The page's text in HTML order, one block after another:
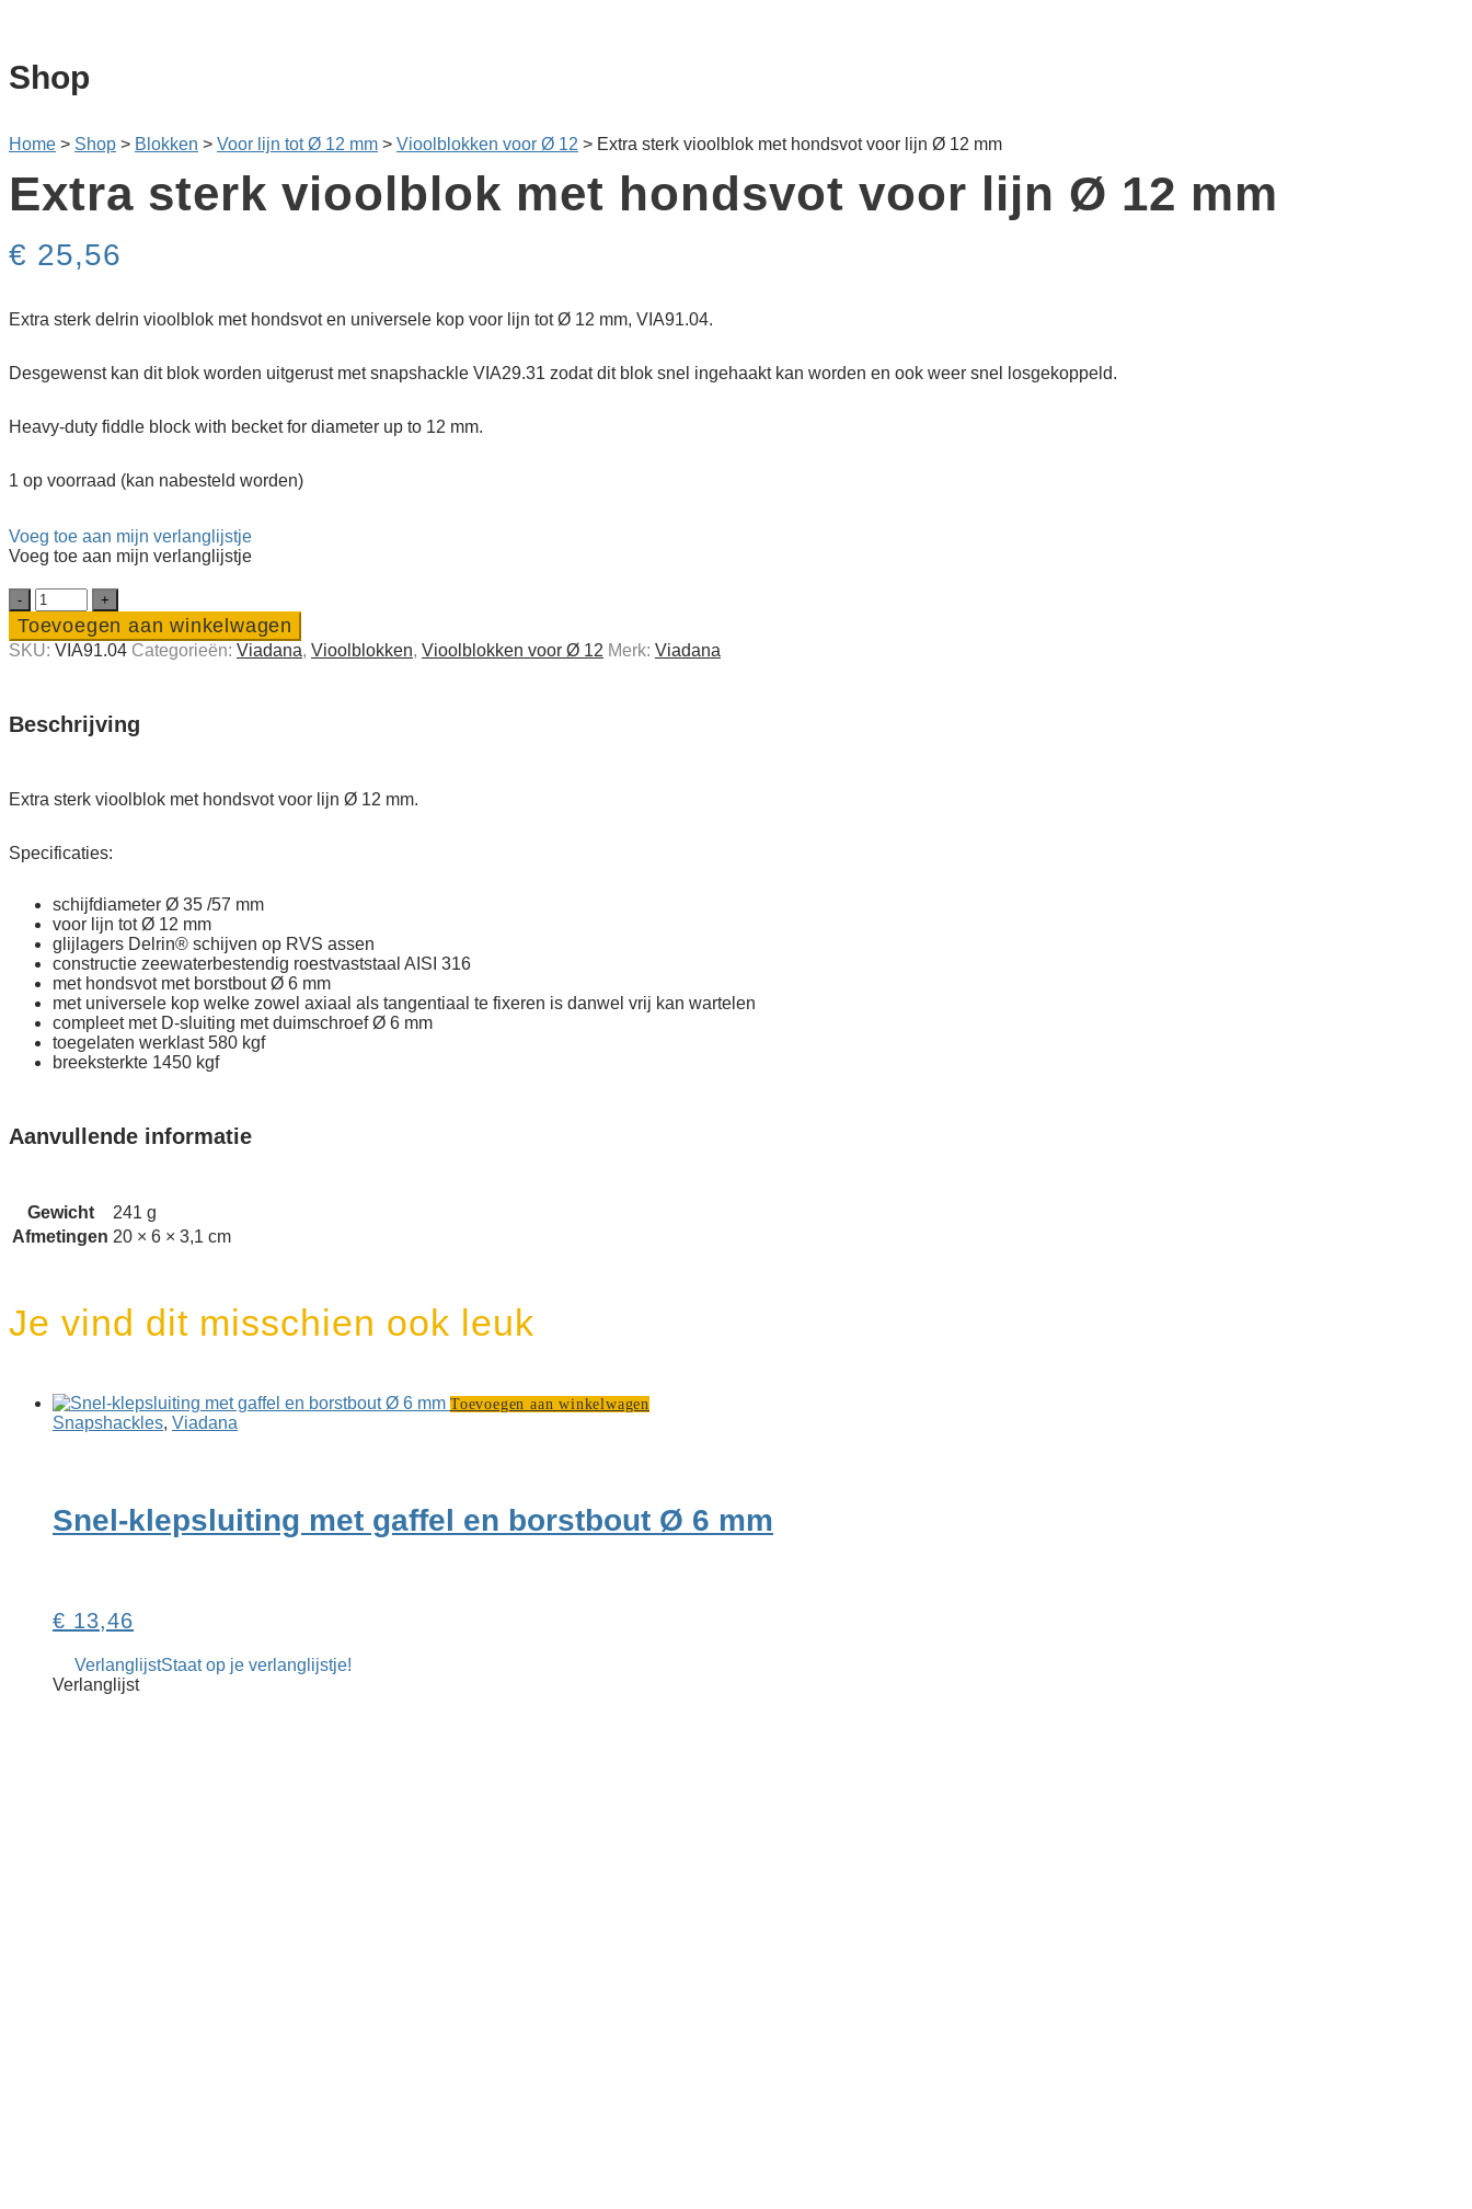
Shop
Home > Shop > Blokken > Voor lijn tot Ø 12 mm > Vioolblokken voor Ø 12 > Extra sterk vioolblok met hondsvot voor lijn Ø 12 mm
Extra sterk vioolblok met hondsvot voor lijn Ø 12 mm
€ 25,56
Extra sterk delrin vioolblok met hondsvot en universele kop voor lijn tot Ø 12 mm, VIA91.04.
Desgewenst kan dit blok worden uitgerust met snapshackle VIA29.31 zodat dit blok snel ingehaakt kan worden en ook weer snel losgekoppeld.
Heavy-duty fiddle block with becket for diameter up to 12 mm.
1 op voorraad (kan nabesteld worden)
Voeg toe aan mijn verlanglijstje
Voeg toe aan mijn verlanglijstje
Extra
sterk
vioolblok
met
lijn
Ø
quantity
Toevoegen aan winkelwagen
SKU: VIA91.04 Categorieën: Viadana, Vioolblokken, Vioolblokken voor Ø 12 Merk: Viadana
Beschrijving
Extra sterk vioolblok met hondsvot voor lijn Ø 12 mm.
Specificaties:
schijfdiameter Ø 35 /57 mm
voor lijn tot Ø 12 mm
glijlagers Delrin® schijven op RVS assen
constructie zeewaterbestendig roestvaststaal AISI 316
met hondsvot met borstbout Ø 6 mm
met universele kop welke zowel axiaal als tangentiaal te fixeren is danwel vrij kan wartelen
compleet met D-sluiting met duimschroef Ø 6 mm
toegelaten werklast 580 kgf
breeksterkte 1450 kgf
Aanvullende informatie
Gewicht
241 g
Afmetingen 20 × 6 × 3,1 cm
Je vind dit misschien ook leuk
Toevoegen aan winkelwagen
Snapshackles, Viadana
Snel-klepsluiting met gaffel en borstbout Ø 6 mm
€ 13,46
VerlanglijstStaat op je verlanglijstje!
Verlanglijst